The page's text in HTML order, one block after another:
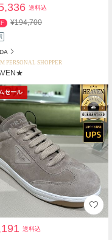
送料込
¥194,700
PERSONAL SHOPPER
セール
送料込